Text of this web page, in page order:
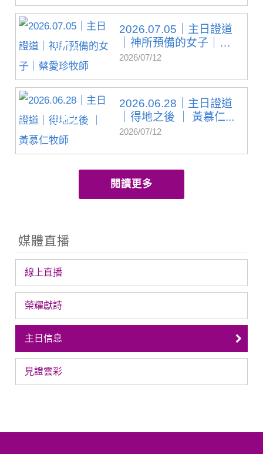
2026.07.05｜主日證道
｜神所預備的女子｜
蔡...
2026/07/12
2026.06.28｜主日證道
｜得地之後 ｜ 黃慕仁...
2026/07/12
閱讀更多
媒體直播
線上直播
榮耀獻詩
主日信息
見證雲彩